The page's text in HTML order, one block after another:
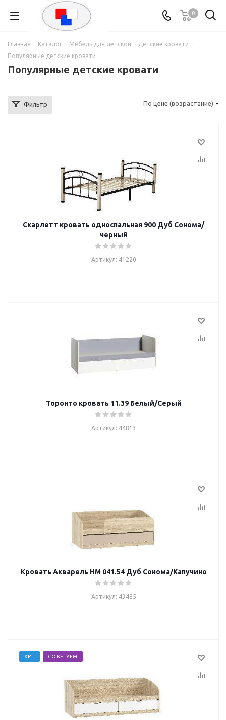
0
Главная - Каталог - Мебель для детской - Детские кровати -
Популярные детские кровати
Популярные детские кровати
Фильтр По цене (возрастание)
Скарлетт кровать односпальная 900 Дуб Сонома/
черный
Артикул: 41220
Торонто кровать 11.39 Белый/Серый
Артикул: 44813
Кровать Акварель НМ 041.54 Дуб Сонома/Капучино
Артикул: 43485
ХИТ СОВЕТУЕМ